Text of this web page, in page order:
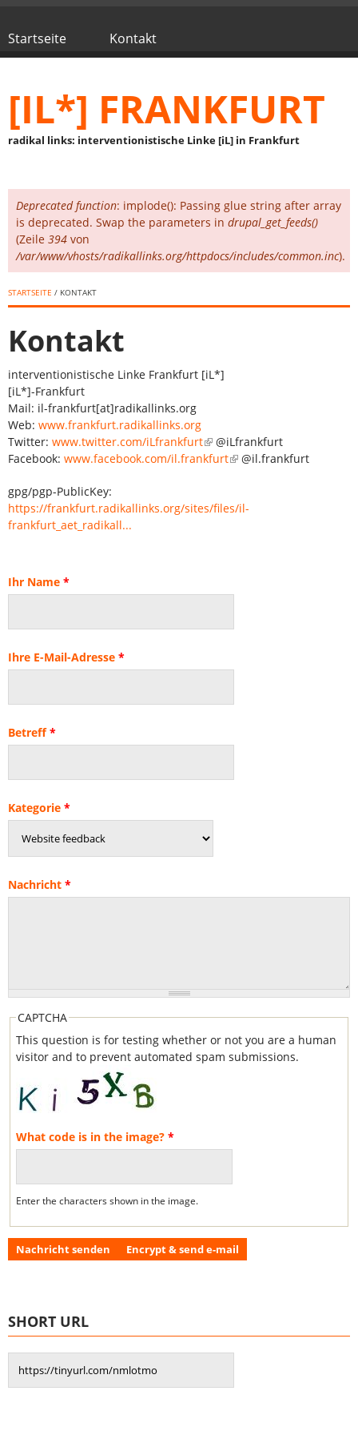
Hauptmenü
Startseite Kontakt
[IL*] FRANKFURT
radikal links: interventionistische Linke [iL] in Frankfurt
Fehlermeldung
Deprecated function: implode(): Passing glue string after array
is deprecated. Swap the parameters in drupal_get_feeds()
(Zeile 394 von
/var/www/vhosts/radikallinks.org/httpdocs/includes/common.inc).
STARTSEITE / KONTAKT
Kontakt
interventionistische Linke Frankfurt [iL*]
[iL*]-Frankfurt
Mail: il-frankfurt[at]radikallinks.org
Web: www.frankfurt.radikallinks.org
Twitter: www.twitter.com/iLfrankfurt
@iLfrankfurt
Facebook: www.facebook.com/il.frankfurt @il.frankfurt
gpg/pgp-PublicKey:
https://frankfurt.radikallinks.org/sites/files/il-
frankfurt_aet_radikall...
Ihr Name *
Ihre E-Mail-Adresse *
Betreff*
Kategorie *
Nachricht *
CAPTCHA
This question is for testing whether or not you are a human
visitor and to prevent automated spam submissions.
What code is in the image? *
Enter the characters shown in the image.
SHORT URL